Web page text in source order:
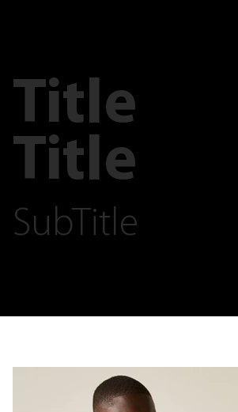
Title
Title
SubTitle